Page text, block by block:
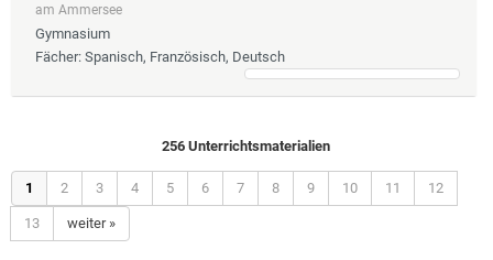
am Ammersee
Gymnasium
Fächer: Spanisch, Französisch, Deutsch
256 Unterrichtsmaterialien
1 2 3 4 5 6 7 8 9 10 11 12
13 weiter »